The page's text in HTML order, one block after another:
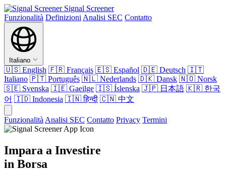
Signal Screener
Funzionalità Definizioni Analisi SEC Contatto
Italiano
🇺🇸 English 🇫🇷 Français 🇪🇸 Español 🇩🇪 Deutsch 🇮🇹
Italiano 🇵🇹 Português 🇳🇱 Nederlands 🇩🇰 Dansk 🇳🇴 Norsk
🇸🇪 Svenska 🇮🇪 Gaeilge 🇮🇸 Íslenska 🇯🇵 日本語 🇰🇷 한국
어 🇮🇩 Indonesia 🇮🇳हिन्दी 🇨🇳 中文
Funzionalità Analisi SEC Contatto Privacy Termini
Impara a Investire
in Borsa